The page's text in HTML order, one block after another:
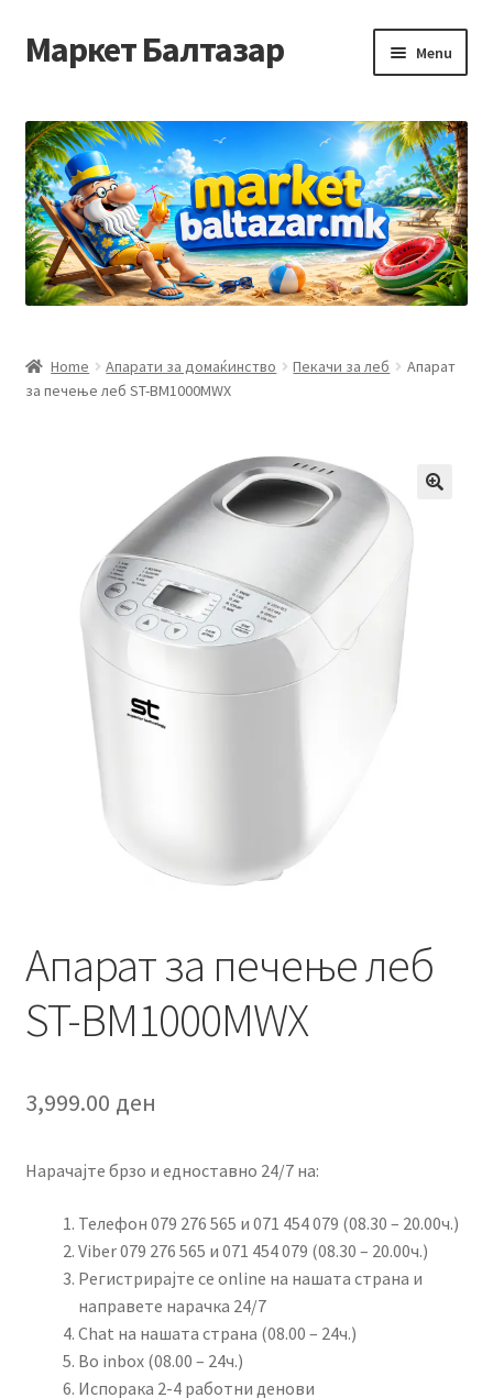
Skip
to
Skip
to
Маркет Балтазар Menu
Checkout
Homepage
Privacy Policy
Контакт
Мој профил
Рекламации и замена на производ
Сите производи
Услови за користење
Home Апарати за домаќинство Пекачи за леб
Апарат
за печење леб ST-BM1000MWX
Апарат за печење леб
ST-BM1000MWX
3,999.00 ден
Нарачајте брзо и едноставно 24/7 на:
Телефон 079 276 565 и 071 454 079 (08.30 – 20.00ч.)
Viber 079 276 565 и 071 454 079 (08.30 – 20.00ч.)
Регистрирајте се online на нашата страна и
направете нарачка 24/7
Chat на нашата страна (08.00 – 24ч.)
Во inbox (08.00 – 24ч.)
Испорака 2-4 работни денови